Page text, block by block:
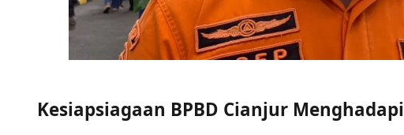
Kesiapsiagaan BPBD Cianjur Menghadapi